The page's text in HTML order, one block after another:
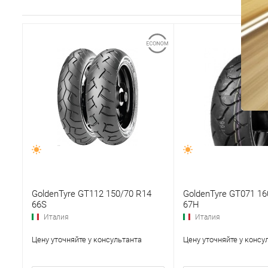
GoldenTyre GT112 150/70 R14
66S
Италия
Цену уточняйте у консультанта
GoldenTyre GT071
67H
Италия
Цену уточняйте у